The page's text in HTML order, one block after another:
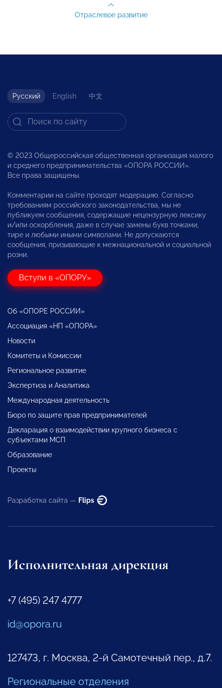
Отраслевое развитие
Русский English 中文
© 2023 Общероссийская общественная организация малого
и среднего предпринимательства «ОПОРА РОССИИ».
Все права защищены.
Комментарии на сайте проходят модерацию. Согласно
требованиям российского законодательства, мы не
публикуем сообщения, содержащие нецензурную лексику
и/или оскорбления, даже в случае замены букв точками,
тире и любыми иными символами. Не допускаются
сообщения, призывающие к межнациональной и социальной
розни.
Вступи в «ОПОРУ»
Об «ОПОРЕ РОССИИ»
Ассоциация «НП «ОПОРА»
Новости
Комитеты и Комиссии
Региональное развитие
Экспертиза и Аналитика
Международная деятельность
Бюро по защите прав предпринимателей
Декларация о взаимодействии крупного бизнеса с
субъектами МСП
Образование
Проекты
Разработка сайта — Flips
Исполнительная дирекция
+7 (495) 247 4777
id@opora.ru
127473, г. Москва, 2-й Самотечный пер., д.7.
Региональные отделения